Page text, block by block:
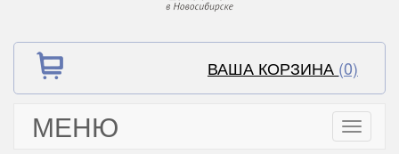
ВАША КОРЗИНА (0)
МЕНЮ
Toggle